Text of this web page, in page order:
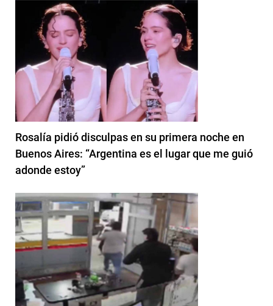
Rosalía pidió disculpas en su primera noche en
Buenos Aires: “Argentina es el lugar que me guió
adonde estoy”